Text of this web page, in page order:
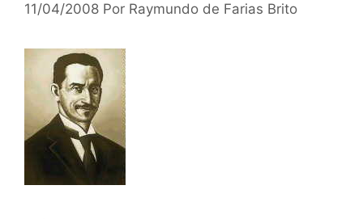
11/04/2008 Por Raymundo de Farias Brito